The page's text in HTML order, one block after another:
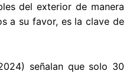
del exterior de manera
a su favor, es la clave de
señalan que solo 30